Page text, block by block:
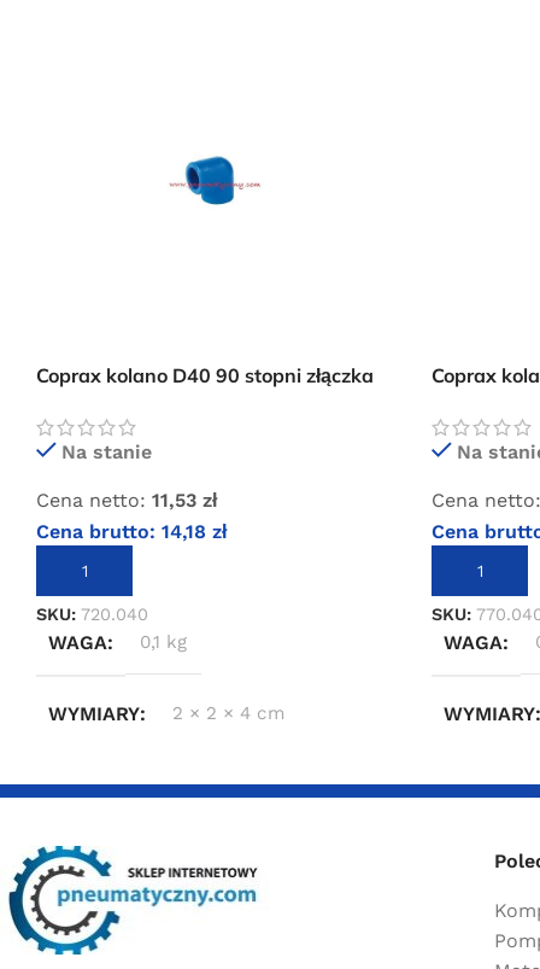
Coprax kolano D40 90 stopni złączka
Na stanie
Cena netto: 11,53 zł
Cena brutto: 14,18 zł
DODAJ DO KOSZYKA
SKU: 720.040
WAGA 0,1 kg
WYMIARY 2 × 2 × 4 cm
Coprax
Na
Cena netto:
Cena
DODAJ DO
SKU:
WAGA
WYMIARY